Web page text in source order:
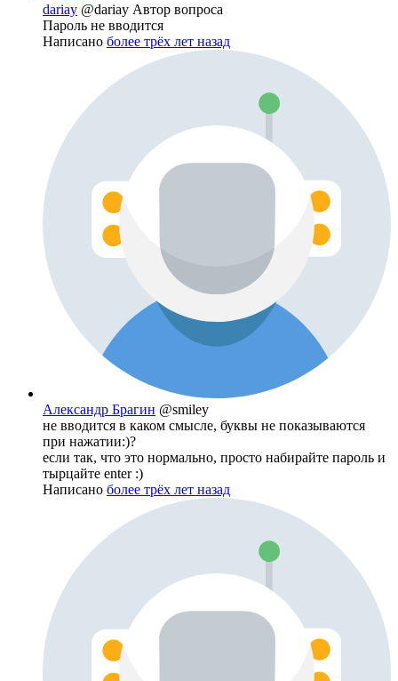
dariay @dariay Автор вопроса
Пароль не вводится
Написано более трёх лет назад
Александр Брагин @smiley
не вводится в каком смысле, буквы не показываются
при нажатии:)?
если так, что это нормально, просто набирайте пароль и
тырцайте enter :)
Написано более трёх лет назад